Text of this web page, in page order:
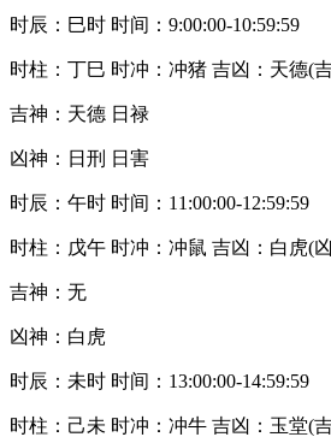
时辰：巳时 时间：9:00:00-10:59:59
时柱：丁巳 时冲：冲猪 吉凶：天德(
吉神：天德 日禄
凶神：日刑 日害
时辰：午时 时间：11:00:00-12:59:59
时柱：戊午 时冲：冲鼠 吉凶：白虎(
吉神：无
凶神：白虎
时辰：未时 时间：13:00:00-14:59:59
时柱：己未 时冲：冲牛 吉凶：玉堂(